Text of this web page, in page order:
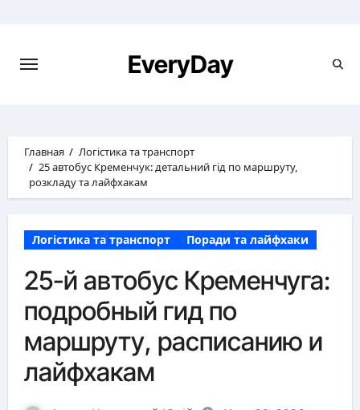
EveryDay
Главная
Логістика та транспорт
25 автобус Кременчук: детальний гід по маршруту,
розкладу та лайфхакам
Логістика та транспорт Поради та лайфхаки
25-й автобус Кременчуга:
подробный гид по
маршруту, расписанию и
лайфхакам